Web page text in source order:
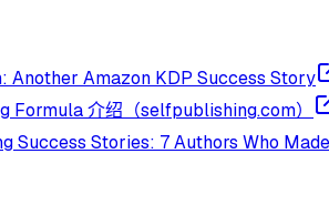
Another Amazon KDP Success Story
Formula 介绍（selfpublishing.com）
Success Stories: 7 Authors Who